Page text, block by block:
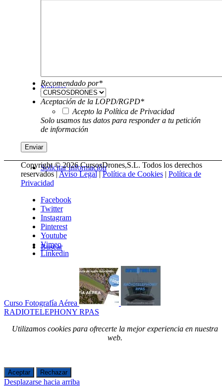
Noticias
Solicitar Información
Buscar
Menú
Recomendado por*
Aceptación de la LOPD/RGPD*
Acepto la Política de Privacidad
Solo usamos tus datos para responder a tu petición
de información
Copyright © 2026 CursosDrones,S.L. Todos los derechos
reservados |Aviso Legal|Política de Cookies| Política de
Privacidad
Facebook
Twitter
Instagram
Pinterest
Youtube
Vimeo
Linkedin
Curso Fotografía Aérea
RADIOTELEPHONY RPAS
Utilizamos cookies para ofrecerte la mejor experiencia en nuestra
web.
Aceptar Rechazar
Desplazarse hacia arriba